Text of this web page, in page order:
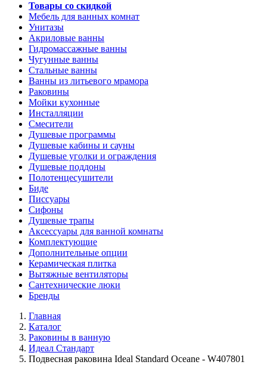
Товары со скидкой
Мебель для ванных комнат
Унитазы
Акриловые ванны
Гидромассажные ванны
Чугунные ванны
Стальные ванны
Ванны из литьевого мрамора
Раковины
Мойки кухонные
Инсталляции
Смесители
Душевые программы
Душевые кабины и сауны
Душевые уголки и ограждения
Душевые поддоны
Полотенцесушители
Биде
Писсуары
Сифоны
Душевые трапы
Аксессуары для ванной комнаты
Комплектующие
Дополнительные опции
Керамическая плитка
Вытяжные вентиляторы
Сантехнические люки
Бренды
Главная
Каталог
Раковины в ванную
Идеал Стандарт
Подвесная раковина Ideal Standard Oceane - W407801